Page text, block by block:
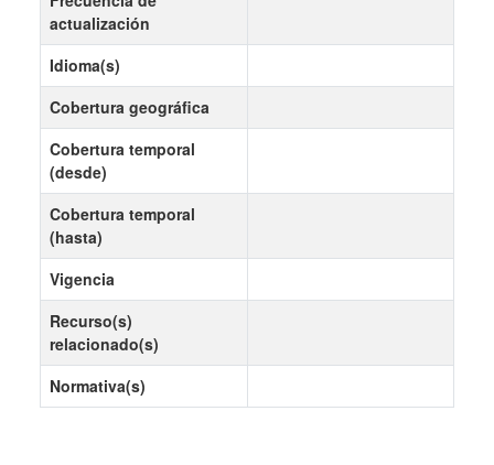
actualización
Idioma(s)
Cobertura geográfica
Cobertura temporal
(desde)
Cobertura temporal
(hasta)
Vigencia
Recurso(s)
relacionado(s)
Normativa(s)